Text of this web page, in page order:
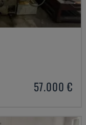
57.000 €